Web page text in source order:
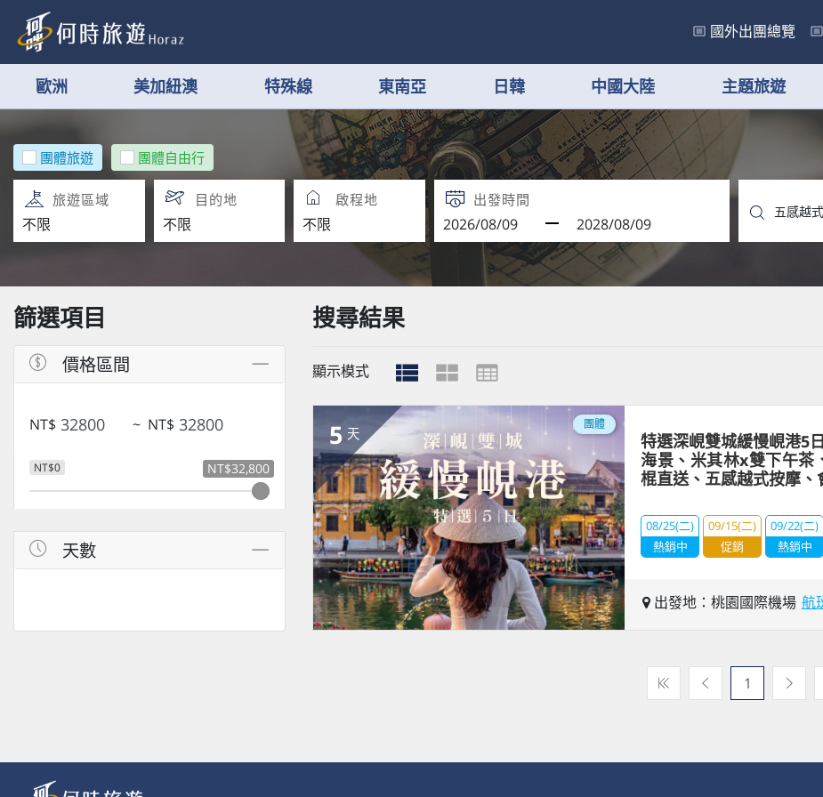
國外出團總覽
歐洲 美加紐澳 特殊線 東南亞 日韓 中國大陸 主題旅遊
團體旅遊 團體自由行
旅遊區域 目的地 啟程地 出發時間
篩選項目
價格區間
NT$ ~ NT$
NT$0 NT$32,800
天數
搜尋結果
顯示模式
5 天
團體
特選深峴雙城緩慢峴港5
海景、米其林x雙下午茶
棍直送、五感越式按摩、
08/25(二)
熱銷中
09/15(二)
促銷
09/22(二)
熱銷中
出發地：桃園國際機場 航
1